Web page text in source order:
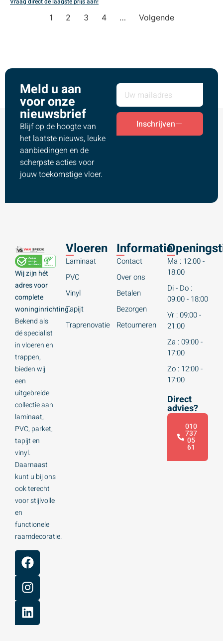
1 2 3 4 … Volgende
Meld u aan
voor onze
nieuwsbrief
Blijf op de hoogte van
het laatste nieuws, leuke
aanbiedingen en de
scherpste acties voor
jouw toekomstige vloer.
Inschrijven
Wij zijn hét
adres voor
complete
woninginrichting.
Bekend als
dé specialist
in vloeren en
trappen,
bieden wij
een
uitgebreide
collectie aan
laminaat,
PVC, parket,
tapijt en
vinyl.
Daarnaast
kunt u bij ons
ook terecht
voor stijlvolle
en
functionele
raamdecoratie.
Vloeren
Laminaat
PVC
Vinyl
Tapijt
Traprenovatie
Informatie
Contact
Over ons
Betalen
Bezorgen
Retourneren
Ma : 12:00 -
18:00
Di - Do :
09:00 - 18:00
Vr : 09:00 -
21:00
Za : 09:00 -
17:00
Zo : 12:00 -
17:00
Direct
advies?
010
737
05
61